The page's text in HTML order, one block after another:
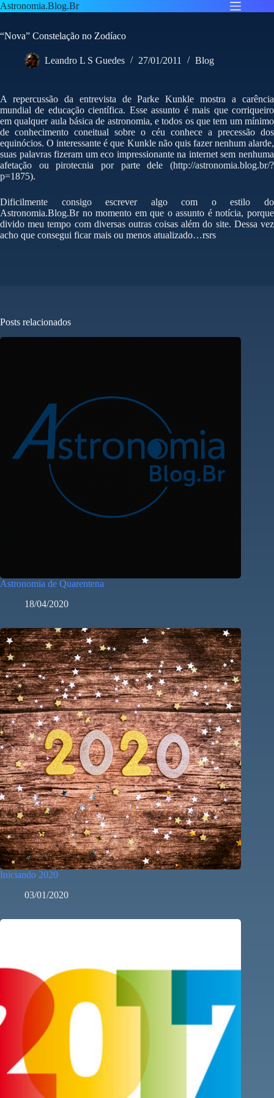
Pular
para
conteúdo
Astronomia.Blog.Br
“Nova” Constelação no Zodíaco
Leandro L S Guedes 27/01/2011 Blog
A repercussão da entrevista de Parke Kunkle mostra a carência
mundial de educação científica. Esse assunto é mais que corriqueiro
em qualquer aula básica de astronomia, e todos os que tem um mínimo
de conhecimento coneitual sobre o céu conhece a precessão dos
equinócios. O interessante é que Kunkle não quis fazer nenhum alarde,
suas palavras fizeram um eco impressionante na internet sem nenhuma
afetação ou pirotecnia por parte dele (http://astronomia.blog.br/?
p=1875).
Dificilmente consigo escrever algo com o estilo do
Astronomia.Blog.Br no momento em que o assunto é notícia, porque
divido meu tempo com diversas outras coisas além do site. Dessa vez
acho que consegui ficar mais ou menos atualizado…rsrs
Posts relacionados
Astronomia de Quarentena
18/04/2020
Iniciando 2020
03/01/2020